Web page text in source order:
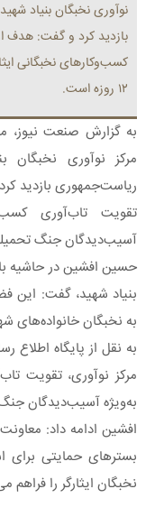
نوآوری نخبگان بنیاد
بازدید کرد و گفت: هدف
کسب‌وکارهای نخبگانی
۱۲ روزه است.
به گزارش صنعت نیوز،
مرکز نوآوری نخبگان
ریاست‌جمهوری بازدید
تقویت تاب‌آوری
آسیب‌دیدگان جنگ تحمیلی ۱۲ روزه
حسین افشین در حاشیه
بنیاد شهید، گفت: این
به نخبگان خانواده‌های
به نقل از پایگاه اطلاع
مرکز نوآوری، تقویت
به‌ویژه آسیب‌دیدگان جنگ تحمیلی
افشین ادامه داد:
بسترهای حمایتی برای
نخبگان ایثارگر را فراهم